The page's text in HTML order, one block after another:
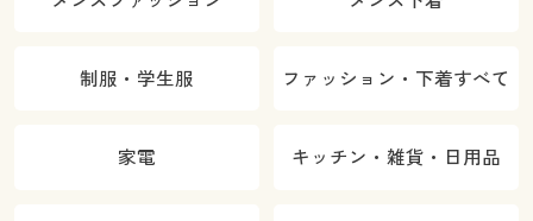
制服・学生服 ファッション・下着すべて
家電 キッチン・雑貨・日用品